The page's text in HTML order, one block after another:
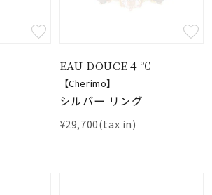
EAU DOUCE４℃
【Cherimo】
シルバー リング
¥29,700(tax in)